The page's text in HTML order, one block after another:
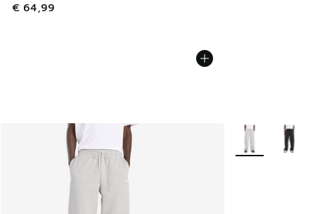
€ 64,99
Plus de couleurs